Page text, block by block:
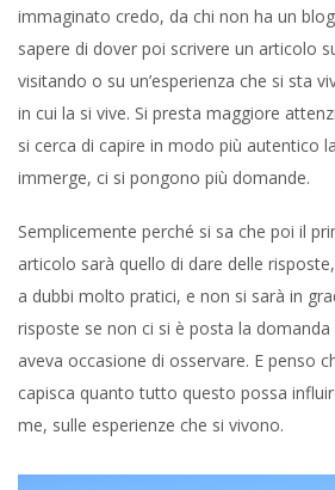
immaginato credo, da chi non ha un
sapere di dover poi scrivere un articolo
visitando o su un’esperienza che si sta
in cui la si vive. Si presta maggiore
si cerca di capire in modo più autentico
immerge, ci si pongono più domande.
Semplicemente perché si sa che poi il
articolo sarà quello di dare delle
a dubbi molto pratici, e non si sarà in
risposte se non ci si è posta la
aveva occasione di osservare. E penso
capisca quanto tutto questo possa
me, sulle esperienze che si vivono.